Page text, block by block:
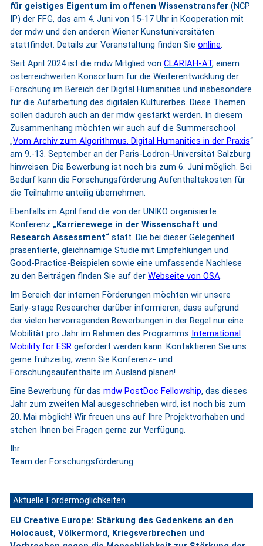
für geistiges Eigentum im offenen Wissenstransfer (NCP
IP) der FFG, das am 4. Juni von 15-17 Uhr in Kooperation mit
der mdw und den anderen Wiener Kunstuniversitäten
stattfindet. Details zur Veranstaltung finden Sie online.
Seit April 2024 ist die mdw Mitglied von CLARIAH-AT, einem
österreichweiten Konsortium für die Weiterentwicklung der
Forschung im Bereich der Digital Humanities und insbesondere
für die Aufarbeitung des digitalen Kulturerbes. Diese Themen
sollen dadurch auch an der mdw gestärkt werden. In diesem
Zusammenhang möchten wir auch auf die Summerschool
„Vom Archiv zum Algorithmus. Digital Humanities in der Praxis“
am 9.-13. September an der Paris-Lodron-Universität Salzburg
hinweisen. Die Bewerbung ist noch bis zum 6. Juni möglich. Bei
Bedarf kann die Forschungsförderung Aufenthaltskosten für
die Teilnahme anteilig übernehmen.
Ebenfalls im April fand die von der UNIKO organisierte
Konferenz „Karrierewege in der Wissenschaft und
Research Assessment“ statt. Die bei dieser Gelegenheit
präsentierte, gleichnamige Studie mit Empfehlungen und
Good-Practice-Beispielen sowie eine umfassende Nachlese
zu den Beiträgen finden Sie auf der Webseite von OSA.
Im Bereich der internen Förderungen möchten wir unsere
Early-stage Researcher darüber informieren, dass aufgrund
der vielen hervorragenden Bewerbungen in der Regel nur eine
Mobilität pro Jahr im Rahmen des Programms International
Mobility for ESR gefördert werden kann. Kontaktieren Sie uns
gerne frühzeitig, wenn Sie Konferenz- und
Forschungsaufenthalte im Ausland planen!
Eine Bewerbung für das mdw PostDoc Fellowship, das dieses
Jahr zum zweiten Mal ausgeschrieben wird, ist noch bis zum
20. Mai möglich! Wir freuen uns auf Ihre Projektvorhaben und
stehen Ihnen bei Fragen gerne zur Verfügung.
Ihr
Team der Forschungsförderung
Aktuelle Fördermöglichkeiten
EU Creative Europe: Stärkung des Gedenkens an den
Holocaust, Völkermord, Kriegsverbrechen und